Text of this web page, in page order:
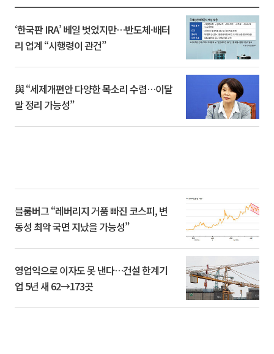
‘한국판 IRA’ 베일 벗었지만…반도체·배터
리 업계 “시행령이 관건”
與 “세제개편안 다양한 목소리 수렴…이달
말 정리 가능성”
블룸버그 “레버리지 거품 빠진 코스피, 변
동성 최악 국면 지났을 가능성”
영업익으로 이자도 못 낸다…건설 한계기
업 5년 새 62→173곳